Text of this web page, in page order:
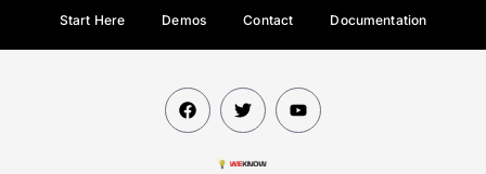
Start Here Demos Contact Documentation